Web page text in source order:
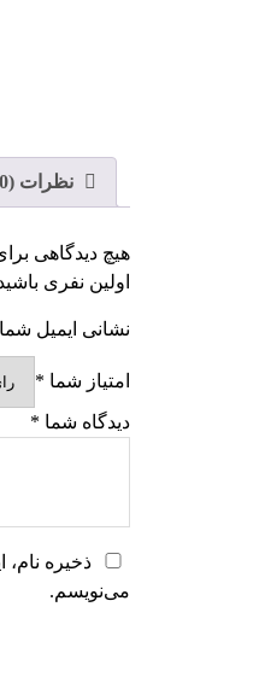
نظرات (0)
هیچ دیدگاهی
اولین نفری باشید
نشانی ایمیل
امتیاز شما *
دیدگاه شما *
ذخیره
می‌نویسم.